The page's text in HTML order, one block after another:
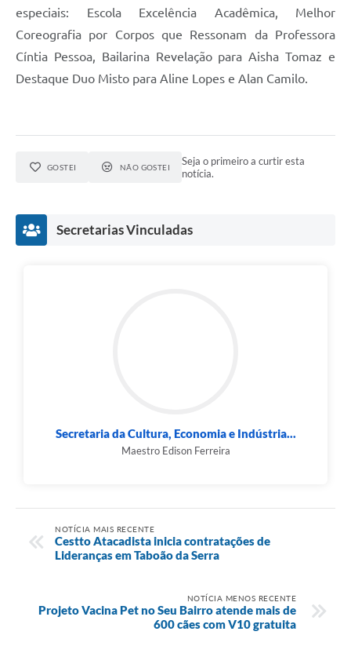
especiais: Escola Excelência Acadêmica, Melhor
Coreografia por Corpos que Ressonam da Professora
Cíntia Pessoa, Bailarina Revelação para Aisha Tomaz e
Destaque Duo Misto para Aline Lopes e Alan Camilo.
GOSTEI NÃO GOSTEI
Seja o primeiro a curtir esta
notícia.
Secretarias Vinculadas
Secretaria da Cultura, Economia e Indústria...
Maestro Edison Ferreira
NOTÍCIA MAIS RECENTE
Cestto Atacadista inicia contratações de
Lideranças em Taboão da Serra
NOTÍCIA MENOS RECENTE
Projeto Vacina Pet no Seu Bairro atende mais de
600 cães com V10 gratuita